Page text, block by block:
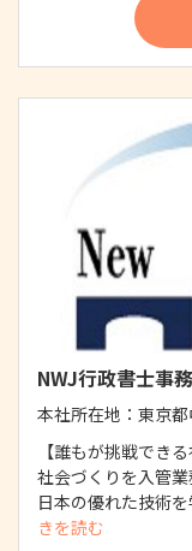
NWJ行政書士事
本社所在地： 東京
【誰もが挑戦でき
社会づくりを入管業
日本の優れた技術
きを読む